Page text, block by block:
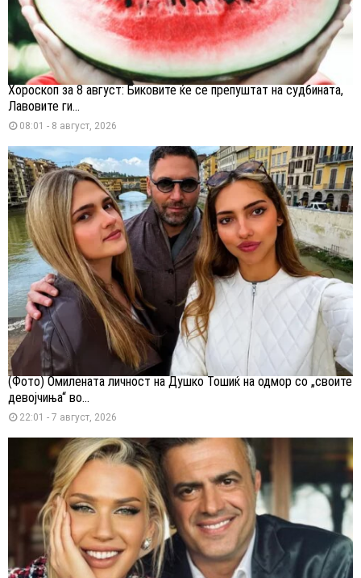
Хороскоп за 8 август: Биковите ќе се препуштат на судбината,
Лавовите ги...
08:01 - 8 август, 2026
(Фото) Омилената личност на Душко Тошиќ на одмор со „своите
девојчиња“ во...
22:01 - 7 август, 2026